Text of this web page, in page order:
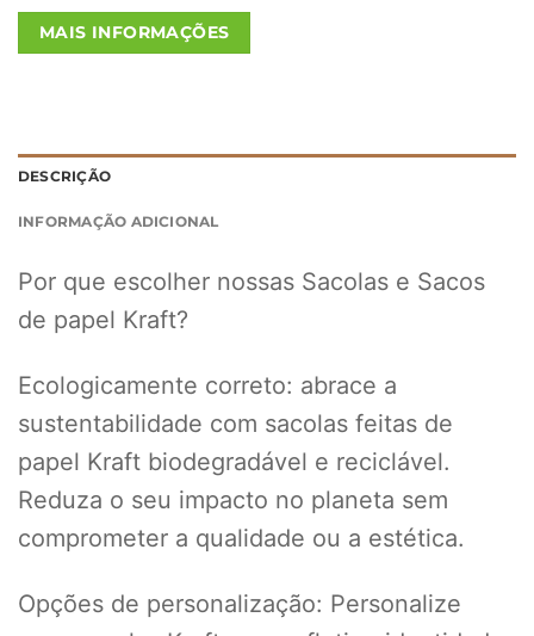
MAIS INFORMAÇÕES
DESCRIÇÃO
INFORMAÇÃO ADICIONAL
Por que escolher nossas Sacolas e Sacos
de papel Kraft?
Ecologicamente correto: abrace a
sustentabilidade com sacolas feitas de
papel Kraft biodegradável e reciclável.
Reduza o seu impacto no planeta sem
comprometer a qualidade ou a estética.
Opções de personalização: Personalize